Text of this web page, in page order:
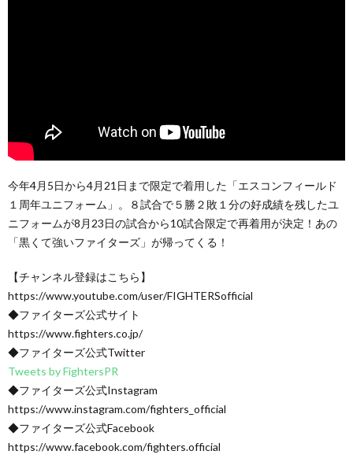
今年4月5日から4月21日まで限定で着用した「エスコンフィールド
１周年ユニフォーム」。８試合で５勝２敗１分の好成績を残したユ
ニフォームが8月23日の試合から10試合限定で再着用が決定！あの
「黒くて強いファイターズ」が帰ってくる！
【チャンネル登録はこちら】
https://www.youtube.com/user/FIGHTERSofficial
◆ファイターズ公式サイト
https://www.fighters.co.jp/
◆ファイターズ公式Twitter
Tweets by FightersPR
◆ファイターズ公式Instagram
https://www.instagram.com/fighters_official
◆ファイターズ公式Facebook
https://www.facebook.com/fighters.official